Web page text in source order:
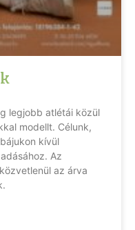
legjobb atlétái közül
modellt. Célunk,
kívül
Az
az árva